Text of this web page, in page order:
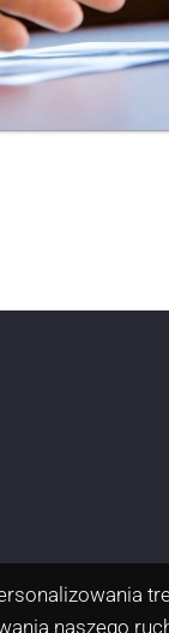
naszego